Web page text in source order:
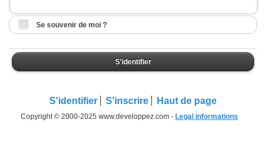
Se souvenir de moi ?
S'identifier
S'identifier S'inscrire Haut de page
Copyright © 2000-2025 www.developpez.com - Legal informations